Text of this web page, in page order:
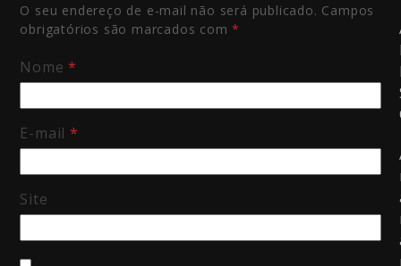
O seu endereço de e-mail não será publicado. Campos
obrigatórios são marcados com*
Nome*
E-mail*
Site